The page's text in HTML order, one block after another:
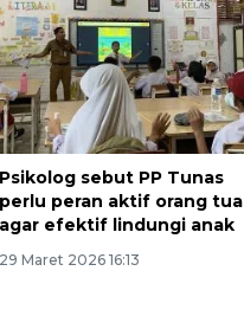
Psikolog sebut PP Tunas
perlu peran aktif orang tua
agar efektif lindungi anak
29 Maret 2026 16:13